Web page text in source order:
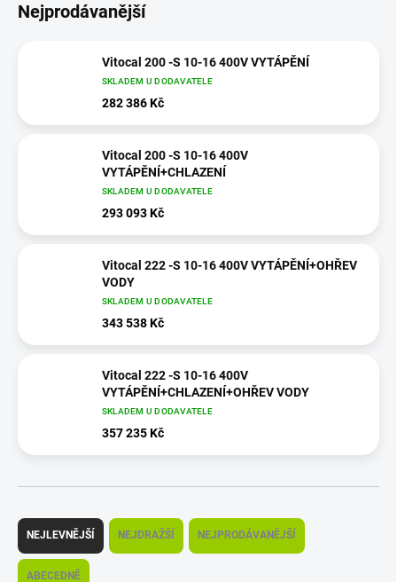
Nejprodávanější
Vitocal 200 -S 10-16 400V VYTÁPĚNÍ
SKLADEM U DODAVATELE
282 386 Kč
Vitocal 200 -S 10-16 400V
VYTÁPĚNÍ+CHLAZENÍ
SKLADEM U DODAVATELE
293 093 Kč
Vitocal 222 -S 10-16 400V VYTÁPĚNÍ+OHŘEV
VODY
SKLADEM U DODAVATELE
343 538 Kč
Vitocal 222 -S 10-16 400V
VYTÁPĚNÍ+CHLAZENÍ+OHŘEV VODY
SKLADEM U DODAVATELE
357 235 Kč
Ř
z
e
NEJLEVNĚJŠÍ NEJDRAŽŠÍ NEJPRODÁVANĚJŠÍ
ABECEDNĚ